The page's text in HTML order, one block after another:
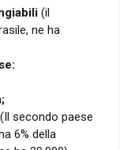
(il
ne ha
(Il secondo paese
6% della